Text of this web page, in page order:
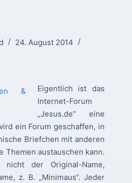
24. August 2014
Eigentlich ist das
Internet-Forum
„Jesus.de“ eine
ein Forum geschaffen, in
Briefchen mit anderen
Themen austauschen kann.
der Original-Name,
z. B. „Minimaus“. Jeder